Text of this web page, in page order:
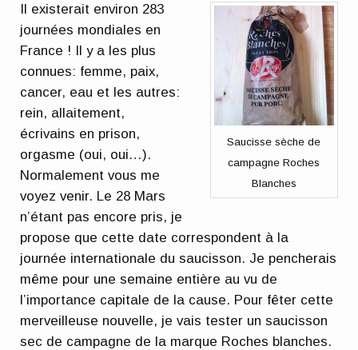
Saucisse sèche de
campagne Roches
Blanches
Il existerait environ 283
journées mondiales en
France ! Il y a les plus
connues: femme, paix,
cancer, eau et les autres:
rein, allaitement,
écrivains en prison,
orgasme (oui, oui…).
Normalement vous me
voyez venir. Le 28 Mars
n’étant pas encore pris, je
propose que cette date correspondent à la
journée internationale du saucisson. Je pencherais
même pour une semaine entière au vu de
l’importance capitale de la cause. Pour fêter cette
merveilleuse nouvelle, je vais tester un saucisson
sec de campagne de la marque Roches blanches.